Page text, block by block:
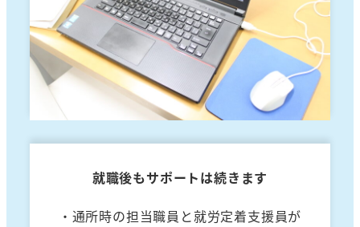
就職後もサポートは続きます
・通所時の担当職員と就労定着支援員が